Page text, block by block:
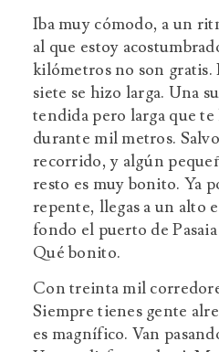
Iba muy cómodo, a un
al que estoy
kilómetros no son gratis.
siete se hizo larga. Una
tendida pero larga que
durante mil metros.
recorrido, y algún
resto es muy bonito. Ya
repente, llegas a un alto
fondo el puerto de
Qué bonito.
Con treinta mil
Siempre tienes gente
es magnífico. Van